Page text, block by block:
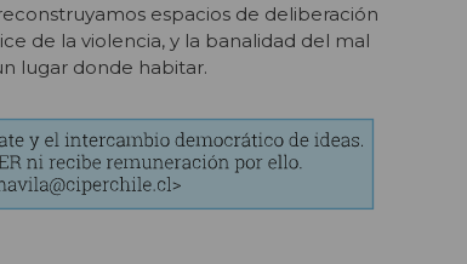
espacios de deliberación
de la violencia, y la banalidad del mal
lugar donde habitar.